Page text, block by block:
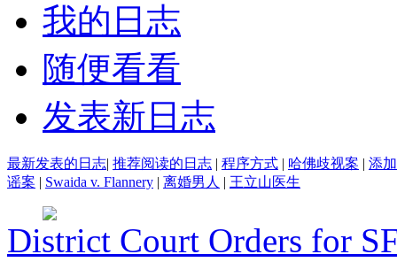
我的日志
随便看看
发表新日志
最新发表的日志| 推荐阅读的日志 | 程序方式 | 哈佛歧视案 | 添
谣案 | Swaida v. Flannery | 离婚男人 | 王立山医生
District Court Orders for